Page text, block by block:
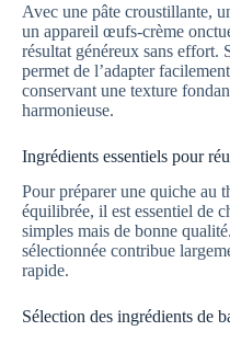
Avec une pâte croustillante,
un appareil œufs-crème
résultat généreux sans effort.
permet de l’adapter
conservant une texture
harmonieuse.
Ingrédients essentiels pour
Pour préparer une quiche au
équilibrée, il est essentiel de
simples mais de bonne
sélectionnée contribue
rapide.
Sélection des ingrédients de